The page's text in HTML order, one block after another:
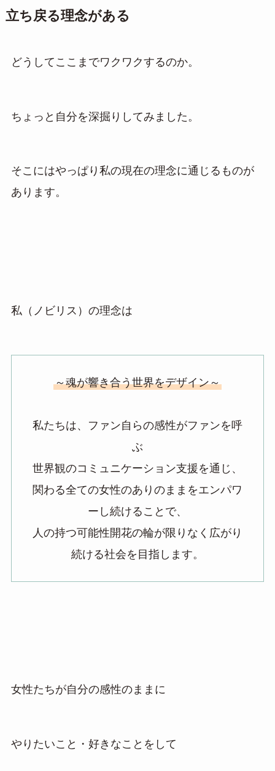
立ち戻る理念がある
どうしてここまでワクワクするのか。
ちょっと自分を深掘りしてみました。
そこにはやっぱり私の現在の理念に通じるものが
あります。
私（ノビリス）の理念は
～魂が響き合う世界をデザイン～
私たちは、ファン自らの感性がファンを呼
ぶ
世界観のコミュニケーション支援を通じ、
関わる全ての女性のありのままをエンパワ
ーし続けることで、
人の持つ可能性開花の輪が限りなく広がり
続ける社会を目指します。
女性たちが自分の感性のままに
やりたいこと・好きなことをして